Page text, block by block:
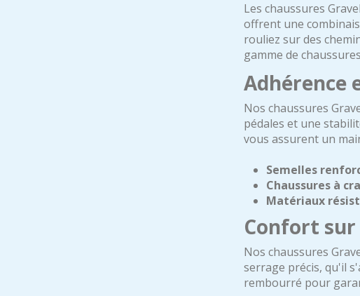
Les chaussures
offrent une
rouliez sur des
gamme de
Adhérence
Nos chaussures
pédales et une
vous assurent un
Semelles
Chaussures à
Matériaux
Confort
Nos chaussures
serrage précis, qu'il
rembourré pour